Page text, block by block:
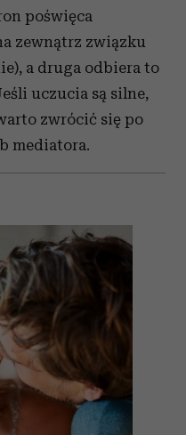
poświęca
zewnątrz związku
a druga odbiera to
uczucia są silne,
zwrócić się po
mediatora.